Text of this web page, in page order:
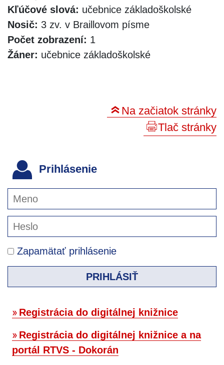
Kľúčové slová: učebnice základoškolské
Nosič: 3 zv. v Braillovom písme
Počet zobrazení: 1
Žáner: učebnice základoškolské
Na začiatok stránky
Tlač stránky
Prihlásenie
Zapamätať prihlásenie
PRIHLÁSIŤ
Registrácia do digitálnej knižnice
Registrácia do digitálnej knižnice a na
portál RTVS - Dokorán